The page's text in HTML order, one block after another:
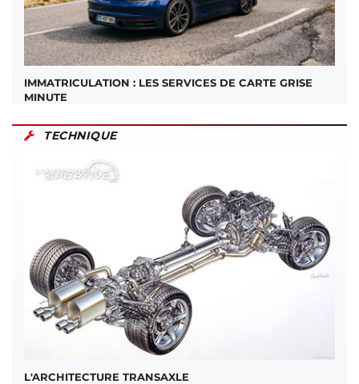
IMMATRICULATION : LES SERVICES DE CARTE GRISE
MINUTE
TECHNIQUE
L'ARCHITECTURE TRANSAXLE